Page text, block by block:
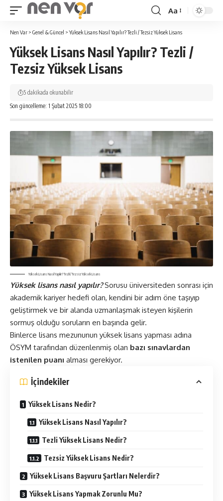
Yazı
Tipi
Boyutlandırıcı
Aa
Nen Var > Genel & Güncel >Yüksek Lisans Nasıl Yapılır? Tezli / Tezsiz Yüksek Lisans
Yüksek Lisans Nasıl Yapılır? Tezli /
Tezsiz Yüksek Lisans
Son güncelleme: 1 Şubat 2025 18:00
5 dakikada okunabilir
Yüksek Lisans Nasıl Yapılır? Tezli / Tezsiz Yüksek Lisans
Yüksek lisans nasıl yapılır?Sorusu üniversiteden sonrası için
akademik kariyer hedefi olan, kendini bir adım öne taşıyıp
geliştirmek ve bir alanda uzmanlaşmak isteyen kişilerin
sormuş olduğu soruların en başında gelir.
Binlerce lisans mezununun yüksek lisans yapması adına
ÖSYM tarafından düzenlenmiş olan bazı sınavlardan
istenilen puanı alması gerekiyor.
İçindekiler
Yüksek Lisans Nedir?
Yüksek Lisans Nasıl Yapılır?
Tezli Yüksek Lisans Nedir?
Tezsiz Yüksek Lisans Nedir?
Yüksek Lisans Başvuru Şartları Nelerdir?
Yüksek Lisans Yapmak Zorunlu Mu?